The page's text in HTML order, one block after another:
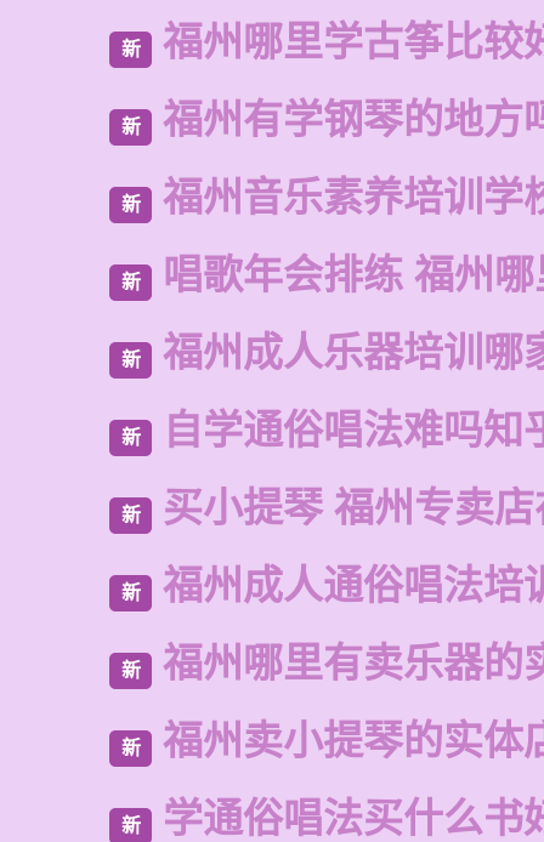
新 福州哪里学古筝比较
新 福州有学钢琴的地方
新 福州音乐素养培训学
新 唱歌年会排练 福州
新 福州成人乐器培训哪
新 自学通俗唱法难吗知
新 买小提琴 福州专卖
新 福州成人通俗唱法培
新 福州哪里有卖乐器的
新 福州卖小提琴的实体
新 学通俗唱法买什么书